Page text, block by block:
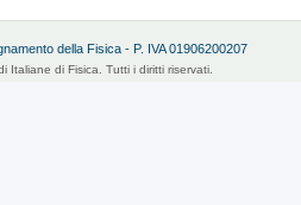
della Fisica - P. IVA 01906200207
Italiane di Fisica. Tutti i diritti riservati.